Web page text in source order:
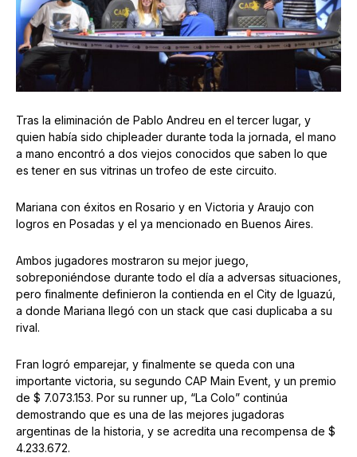
Tras la eliminación de Pablo Andreu en el tercer lugar, y
quien había sido chipleader durante toda la jornada, el mano
a mano encontró a dos viejos conocidos que saben lo que
es tener en sus vitrinas un trofeo de este circuito.
Mariana con éxitos en Rosario y en Victoria y Araujo con
logros en Posadas y el ya mencionado en Buenos Aires.
Ambos jugadores mostraron su mejor juego,
sobreponiéndose durante todo el día a adversas situaciones,
pero finalmente definieron la contienda en el City de Iguazú,
a donde Mariana llegó con un stack que casi duplicaba a su
rival.
Fran logró emparejar, y finalmente se queda con una
importante victoria, su segundo CAP Main Event, y un premio
de $ 7.073.153. Por su runner up, “La Colo” continúa
demostrando que es una de las mejores jugadoras
argentinas de la historia, y se acredita una recompensa de $
4.233.672.